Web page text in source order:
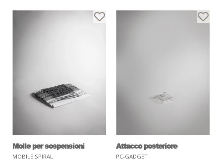
Molle per sospensioni
MOBILE SPIRAL
Attacco posteriore
PC-GADGET